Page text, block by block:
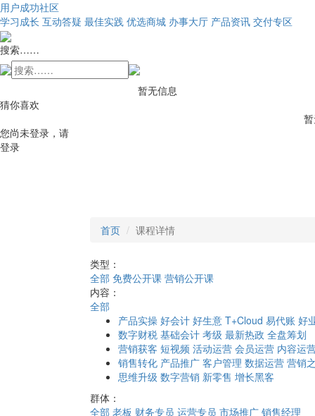
用户成功社区
学习成长 互动答疑 最佳实践 优选商城 办事大厅 产品资讯 交付专区
搜索……
暂无信息
猜你喜欢
您尚未登录，请
登录
首页 课程详情
类型：
全部 免费公开课 营销公开课
内容：
全部
产品实操 好会计 好生意 T+Cloud 易代账 好
数字财税 基础会计 考级 最新热政 全盘筹划
营销获客 短视频 活动运营 会员运营 内容运
销售转化 产品推广 客户管理 数据运营 营销
思维升级 数字营销 新零售 增长黑客
群体：
全部 老板 财务专员 运营专员 市场推广 销售经理